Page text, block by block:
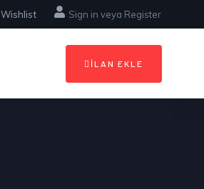
Wishlist Sign in veya Register
İLAN EKLE